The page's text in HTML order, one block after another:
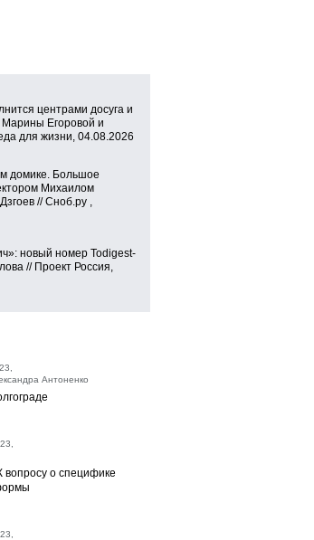
центрами досуга и
Егоровой и
для жизни, 04.08.2026
домике. Большое
Михаилом
// Сноб.ру ,
новый номер Todigest-
// Проект Россия,
Антоненко
вопросу о специфике